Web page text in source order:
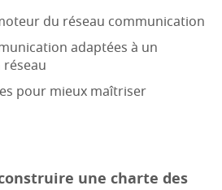
du réseau communication
adaptées à un
pour mieux maîtriser
une charte des